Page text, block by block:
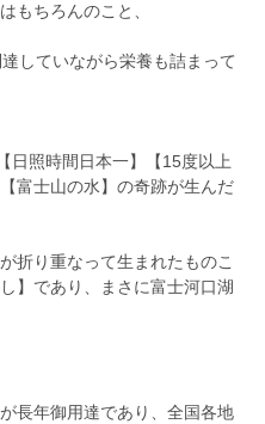
もちろんのこと、
していながら栄養も詰まって
日照時間日本一】【15度以上
富士山の水】の奇跡が生んだ
折り重なって生まれたものこ
】であり、まさに富士河口湖
長年御用達であり、全国各地